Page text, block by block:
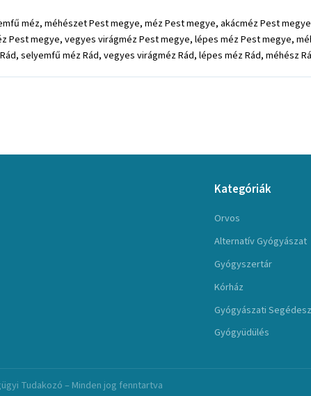
méz, méhészet Pest megye, méz Pest megye, akácméz Pest
megye, vegyes virágméz Pest megye, lépes méz Pest megye,
selyemfű méz Rád, vegyes virágméz Rád, lépes méz Rád, méhész
Kategóriák
Orvos
Alternatív Gyógyászat
Gyógyszertár
Kórház
Gyógyászati
Gyógyüdülés
Tudakozó – Minden jog fenntartva